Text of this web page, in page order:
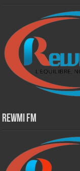
Rewmi Fm